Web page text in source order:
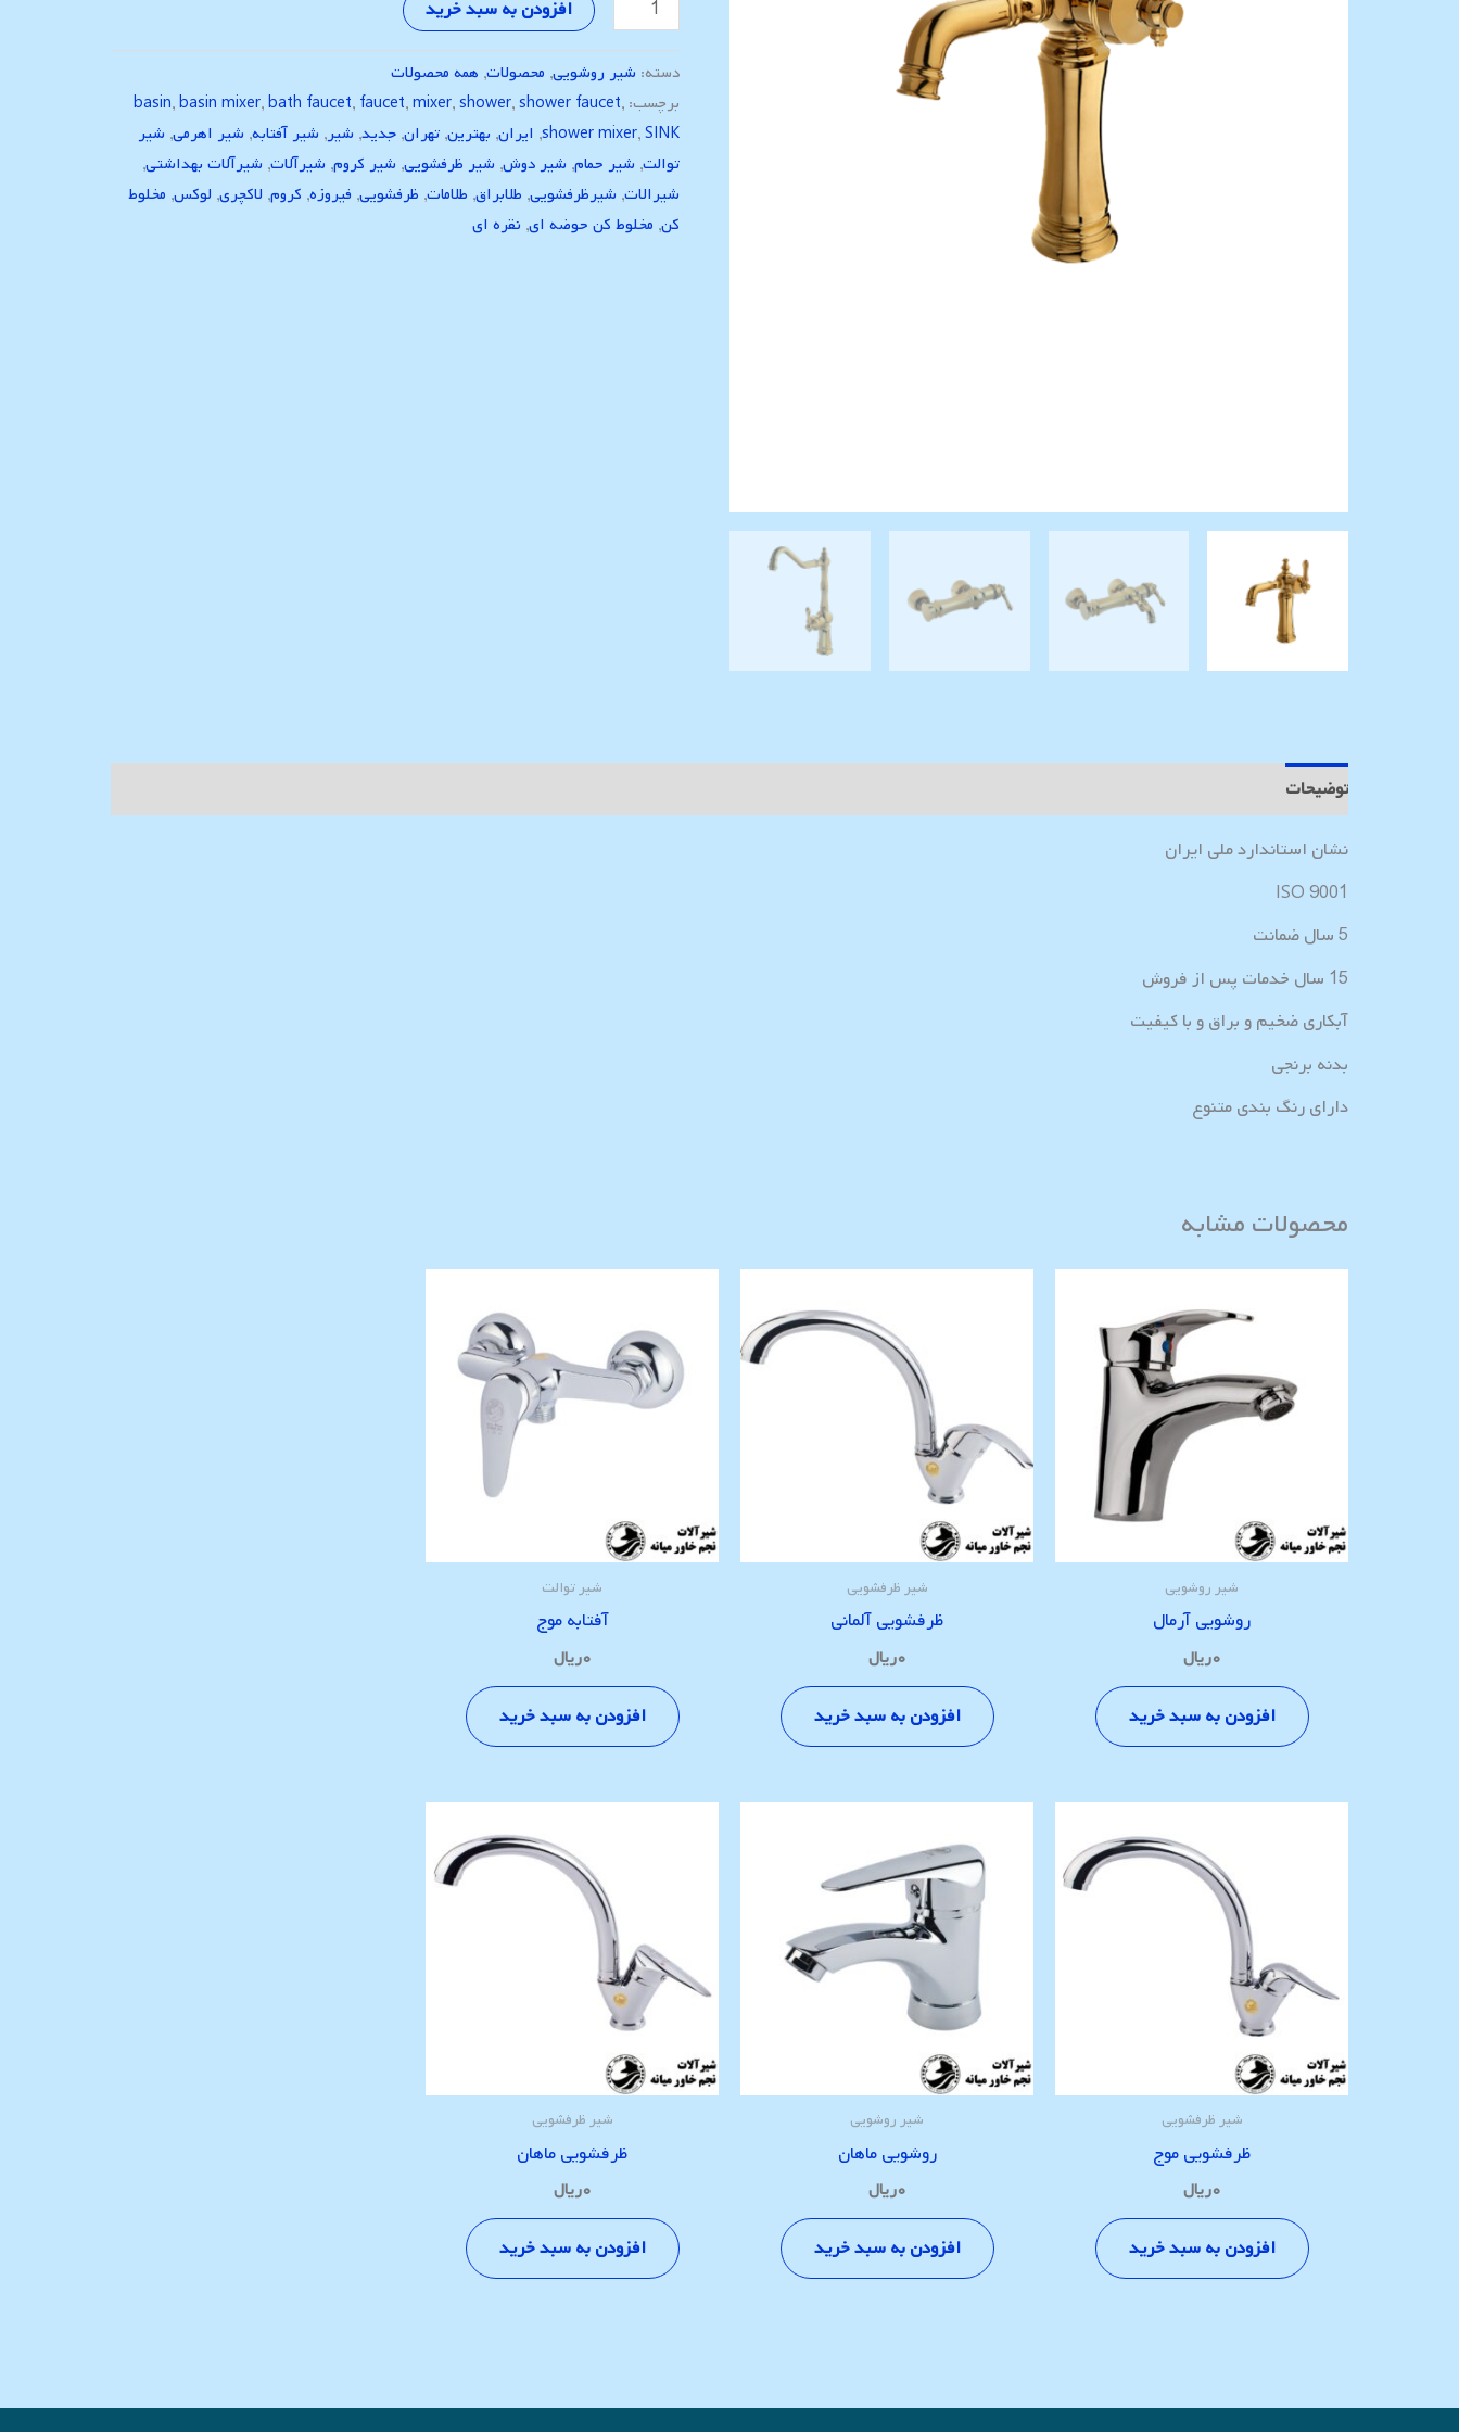
افزودن به سبد خرید
دسته: شیر روشویی, محصولات, همه محصولات
برچسب:
basin,basin mixer,bath faucet, faucet,mixer,shower,shower faucet,
shower mixer,SINK
, ایران, بهترین, تهران, جدید, شیر, شیر آفتابه, شیر اهرمی, شیر
توالت, شیر حمام, شیر دوش, شیر ظرفشویی, شیر کروم, شیرآلات, شیرآلات بهداشتی,
شیرالات, شیرظرفشویی, طلابراق, طلامات, ظرفشویی, فیروزه, کروم, لاکچری, لوکس, مخلوط
کن, مخلوط کن حوضه ای, نقره ای
توضیحات
نشان استاندارد ملی ایران
ISO 9001
5 سال ضمانت
15 سال خدمات پس از فروش
آبکاری ضخیم و براق و با کیفیت
بدنه برنجی
دارای رنگ بندی متنوع
محصولات مشابه
شیر روشویی
روشویی آرمال
۰ریال
افزودن به سبد خرید
شیر ظرفشویی
ظرفشویی آلمانی
۰ریال
افزودن به سبد خرید
شیر توالت
آفتابه موج
۰ریال
افزودن به سبد خرید
شیر ظرفشویی
ظرفشویی موج
۰ریال
افزودن به سبد خرید
شیر روشویی
روشویی ماهان
۰ریال
افزودن به سبد خرید
شیر ظرفشویی
ظرفشویی ماهان
۰ریال
افزودن به سبد خرید